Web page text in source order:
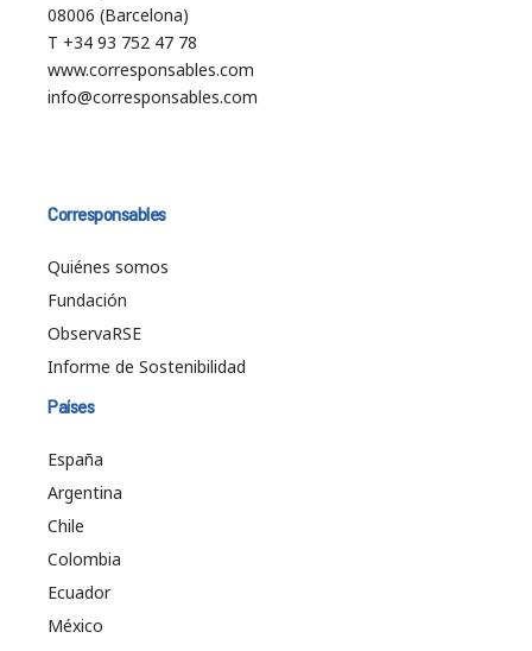
08006 (Barcelona)
T +34 93 752 47 78
www.corresponsables.com
info@corresponsables.com
Corresponsables
Quiénes somos
Fundación
ObservaRSE
Informe de Sostenibilidad
Países
España
Argentina
Chile
Colombia
Ecuador
México